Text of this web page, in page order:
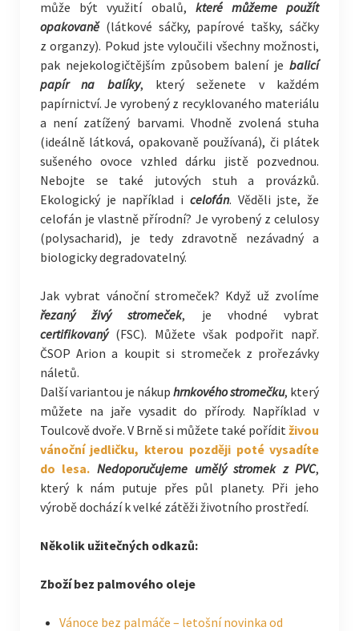
může být využití obalů, které můžeme použít
opakovaně (látkové sáčky, papírové tašky, sáčky
z organzy). Pokud jste vyloučili všechny možnosti,
pak nejekologičtějším způsobem balení jebalicí
papír na balíky, který seženete v každém
papírnictví. Je vyrobený z recyklovaného materiálu
a není zatížený barvami. Vhodně zvolená stuha
(ideálně látková, opakovaně používaná), či plátek
sušeného ovoce vzhled dárku jistě pozvednou.
Nebojte se také jutových stuh a provázků.
Ekologický je například i celofán. Věděli jste, že
celofán je vlastně přírodní? Je vyrobený z celulosy
(polysacharid), je tedy zdravotně nezávadný a
biologicky degradovatelný.
Jak vybrat vánoční stromeček? Když už zvolíme
řezaný živý stromeček, je vhodné vybrat
certifikovaný(FSC). Můžete však podpořit např.
ČSOP Arion a koupit si stromeček z prořezávky
náletů.
Další variantou je nákuphrnkového stromečku, který
můžete na jaře vysadit do přírody. Například v
Toulcově dvoře. V Brně si můžete také poříditživou
vánoční jedličku, kterou později poté vysadíte
do lesa. Nedoporučujeme umělý stromek z PVC,
který k nám putuje přes půl planety. Při jeho
výrobě dochází k velké zátěži životního prostředí.
Několik užitečných odkazů:
Zboží bez palmového oleje
Vánoce bez palmáče – letošní novinka od